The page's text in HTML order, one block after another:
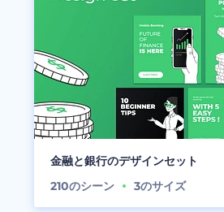
金融と銀行のデザインセット
210のシーン 3のサイズ